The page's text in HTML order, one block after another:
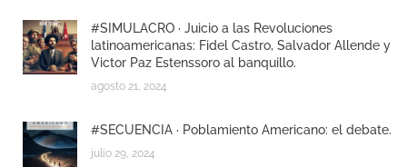
#SIMULACRO · Juicio a las Revoluciones
latinoamericanas: Fidel Castro, Salvador Allende y
Victor Paz Estenssoro al banquillo.
agosto 21, 2024
#SECUENCIA · Poblamiento Americano: el debate.
julio 29, 2024